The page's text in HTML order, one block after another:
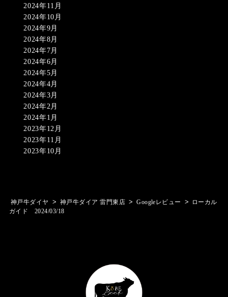
2024年11月
2024年10月
2024年9月
2024年8月
2024年7月
2024年6月
2024年5月
2024年4月
2024年3月
2024年2月
2024年1月
2023年12月
2023年11月
2023年10月
神戸牛ダイヤ > 神戸牛ダイア 雷門東店 > Googleレビュー >
ローカル
ガイド 2024/03/18